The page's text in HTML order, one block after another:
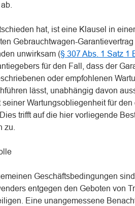
hat, ist eine Klausel in
Gebrauchtwagen-
unwirksam (§ 307 Abs. 1 Satz 1
für den Fall, dass der
oder empfohlenen
lässt, unabhängig davon
Wartungsobliegenheit für
trifft auf die hier vorliegende
zu.
Geschäftsbedingungen
entgegen den Geboten von
Eine unangemessene